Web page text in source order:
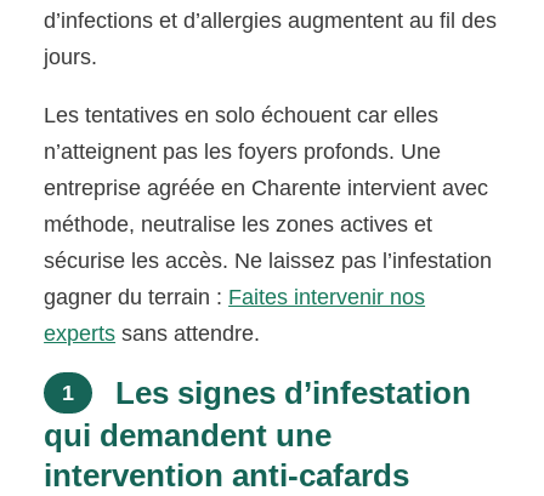
d’infections et d’allergies augmentent au fil des
jours.
Les tentatives en solo échouent car elles
n’atteignent pas les foyers profonds. Une
entreprise agréée en Charente intervient avec
méthode, neutralise les zones actives et
sécurise les accès. Ne laissez pas l’infestation
gagner du terrain : Faites intervenir nos
experts sans attendre.
1
Les signes d’infestation
qui demandent une
intervention anti-cafards